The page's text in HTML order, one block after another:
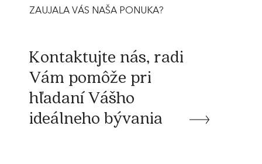
StredaZAUJALA VÁS NAŠA PONUKA?
Kontaktujte nás, radi
Vám pomôže pri
hľadaní Vášho
ideálneho bývania